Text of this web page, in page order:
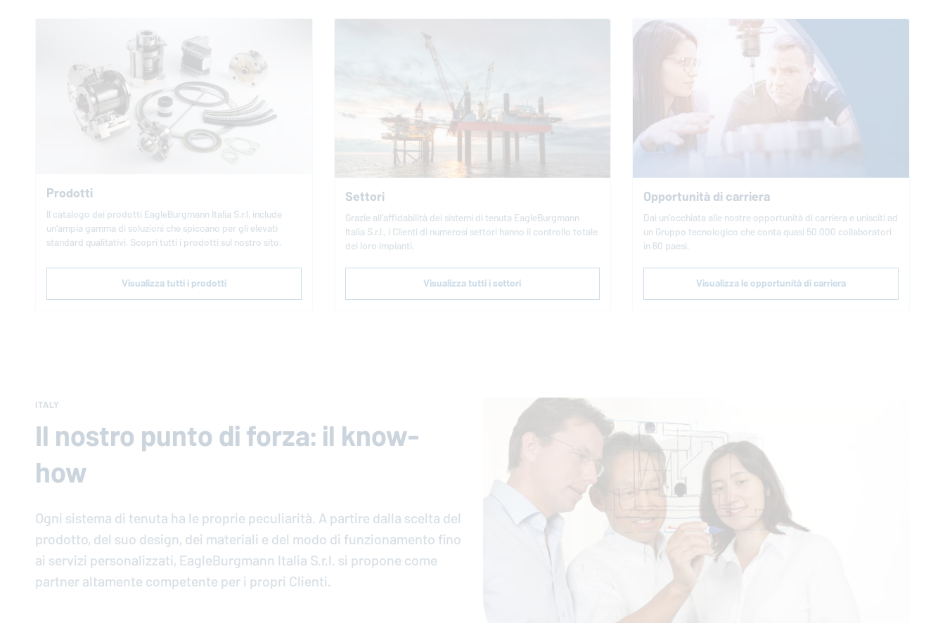
Prodotti
Il catalogo dei prodotti EagleBurgmannItalia S.r.l. include
un’ampia gamma di soluzioni che spiccano per gli elevati
standard qualitativi. Scopri tutti i prodotti sul nostro sito.
Visualizza tutti i prodotti
Settori
Grazie all’affidabilità dei sistemi di tenuta EagleBurgmann
Italia S.r.l., i Clienti di numerosi settori hanno il controllo totale
dei loro impianti.
Visualizza tutti i settori
Opportunità di carriera
Dai un’occhiata alle nostre opportunità di carriera e unisciti ad
un Gruppo tecnologico che conta quasi 50.000 collaboratori
in 60 paesi.
Visualizza le opportunità di carriera
ITALY
Il nostro punto di forza: il know-
how
Ogni sistema di tenuta ha le proprie pe­cu­lia­ri­tà. A partire dalla scelta del
prodotto, del suo design, dei ma­te­ria­li e del modo di funzionamen­to fino
ai servizi personaliz­za­ti, EagleBurgmann Italia S.r.l. si propone come
partner al­ta­men­te com­pe­ten­te per i propri Clienti.